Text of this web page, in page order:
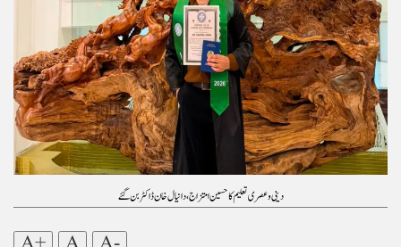
دینی و عصری تعلیم کا حسین امتزاج، دانیال خان ڈاکٹر بن گئے